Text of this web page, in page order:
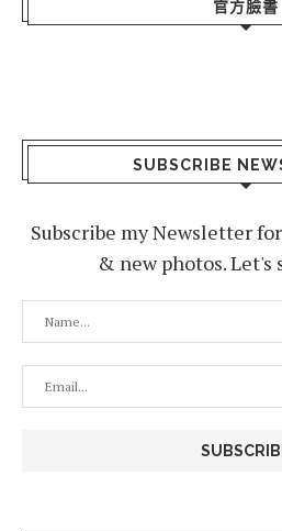
官方臉書
SUBSCRIBE
Subscribe my Newsletter
& new photos. Let's